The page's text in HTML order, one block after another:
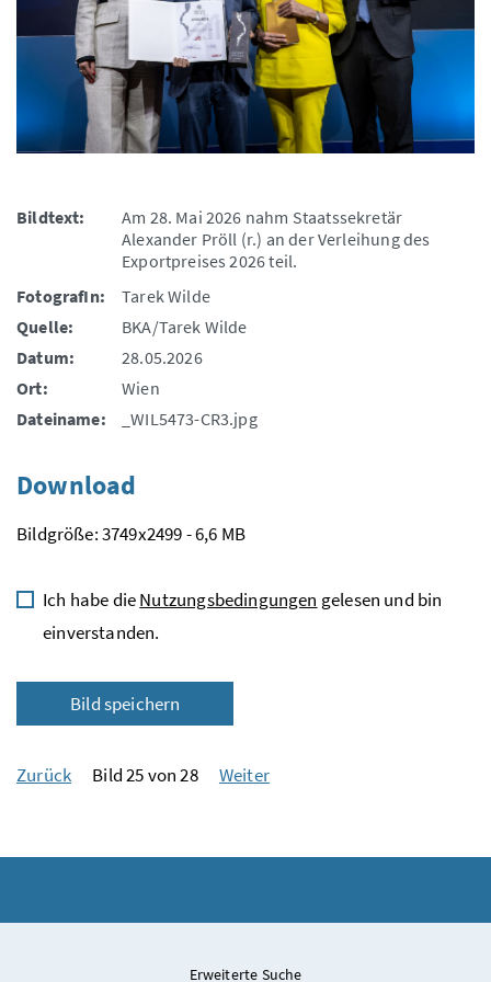
Bildtext:
Am 28. Mai 2026 nahm Staatssekretär
Alexander Pröll (r.) an der Verleihung des
Exportpreises 2026 teil.
FotografIn:
Tarek Wilde
Quelle:
BKA/Tarek Wilde
Datum:
28.05.2026
Ort:
Wien
Dateiname:
_WIL5473-CR3.jpg
Download
Bildgröße: 3749x2499 - 6,6 MB
Ich habe dieNutzungsbedingungen gelesen und bin
einverstanden.
Bild speichern
Zurück Bild 25 von 28 Weiter
Erweiterte Suche